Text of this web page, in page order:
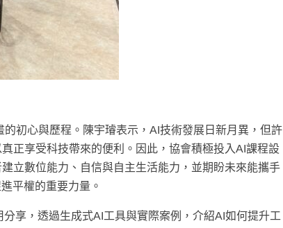
初心與歷程。陳宇璿表示，AI技術發展日新月異，但許
正享受科技帶來的便利。因此，協會積極投入AI課程設
立數位能力、自信與自主生活能力，並期盼未來能攜手
平權的重要力量。
享，透過生成式AI工具與實際案例，介紹AI如何提升工